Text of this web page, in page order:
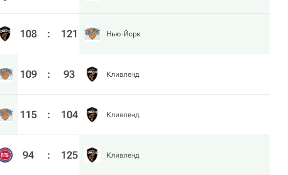
108 : 121 Нью-Йорк
109 : 93 Кливленд
115 : 104 Кливленд
94 : 125 Кливленд